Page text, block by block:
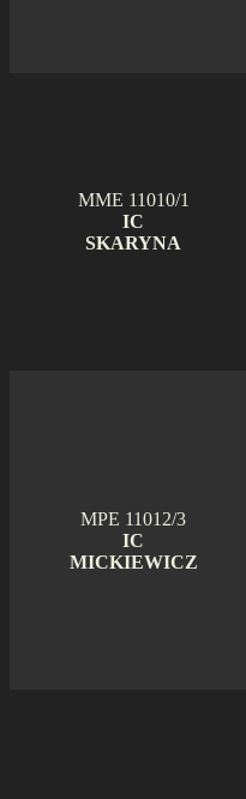
MME 11010/1
IC
SKARYNA
MPE 11012/3
IC
MICKIEWICZ